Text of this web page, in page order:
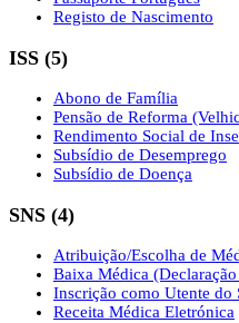
Registo de Nascimento
ISS (5)
Abono de Família
Pensão de Reforma
Rendimento Social de
Subsídio de Desemprego
Subsídio de Doença
SNS (4)
Atribuição/Escolha de
Baixa Médica
Inscrição como Utente do
Receita Médica Eletrónica